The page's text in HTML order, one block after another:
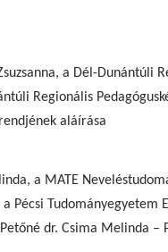
a Dél-Dunántúli
Regionális
aláírása
a MATE
Pécsi
dr. Csima Melinda